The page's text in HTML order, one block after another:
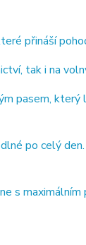
přináší
tak i na
pasem,
po celý
s